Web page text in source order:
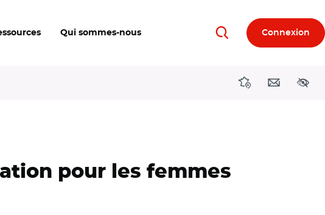
Qui sommes-nous RechercherConnexion
DirectionsContact
pour les femmes